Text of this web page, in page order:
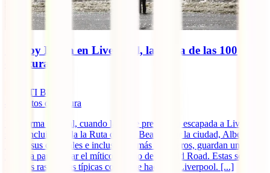
Crosby Beach en Liverpool, la playa de las 100
esculturas
IATI Blog
minutos de lectura
Por norma general, cuando la gente prepara su escapada a Liverpool
suele incluir en ella la Ruta de The Beatles por la ciudad, Albert
Dock, sus catedrales e incluso, los más futboleros, guardan una
mañana para visitar el mítico estadio de Anfield Road. Estas son, a
grandes rasgos, las típicas cosas que hacer en Liverpool. [...]